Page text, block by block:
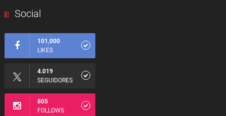
Social
101,000
LIKES
4.019
SEGUIDORES
805
FOLLOWS